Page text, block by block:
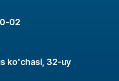
02
ko'chasi, 32-uy